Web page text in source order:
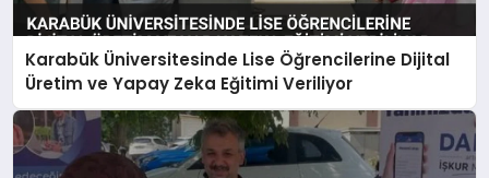
Karabük Üniversitesinde Lise Öğrencilerine Dijital
Üretim ve Yapay Zeka Eğitimi Veriliyor